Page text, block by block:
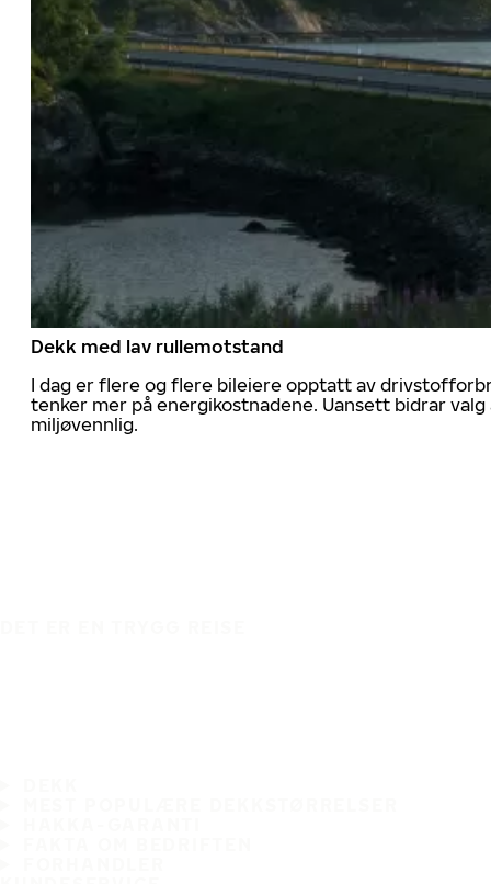
Dekk med lav rullemotstand
I dag er flere og flere bileiere opptatt av
tenker mer på energikostnadene. Uansett bidrar
miljøvennlig.